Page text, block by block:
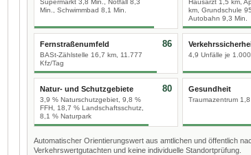
Supermarkt 3,8 Min., Notfall 8,3
Min., Schwimmbad 8,1 Min.
Hausarzt 1,5 km,
km, Grundschule
Autobahn 9,3 Min.
Fernstraßenumfeld
BASt-Zählstelle 16,7 km, 11.777
Kfz/Tag
86
4,9 Unfälle je
Natur- und Schutzgebiete
3,9 % Naturschutzgebiet, 9,8 %
FFH, 18,7 % Landschaftsschutz,
8,1 % Naturpark
80 Gesundheit
Traumazentrum 1,8
Automatischer Orientierungswert aus amtlichen und öffentlich
Verkehrswertgutachten und keine individuelle Standortprüfung.